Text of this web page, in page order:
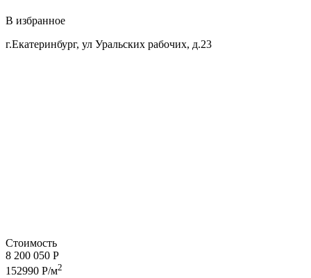
В избранное
г.Екатеринбург, ул Уральских рабочих, д.23
Стоимость
8 200 050 Р
152990 Р/м2